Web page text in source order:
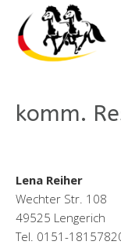
komm.
Lena Reiher
Wechter Str. 108
49525 Lengerich
Tel. 0151-